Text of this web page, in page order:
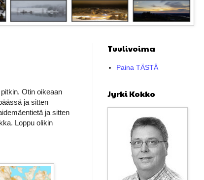
Otin oikeaan
ja sitten
ja sitten
Loppu olikin
Tuulivoima
Paina TÄSTÄ
Jyrki Kokko